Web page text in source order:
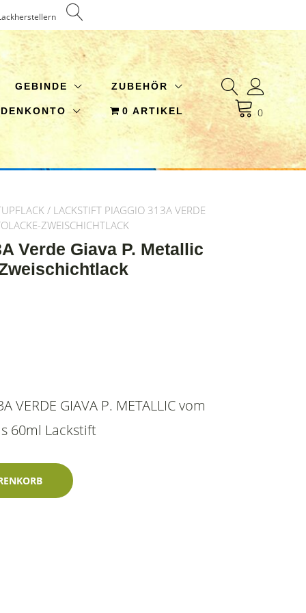
GEBINDE ZUBEHÖR
0 ARTIKEL 0
/ LACKSTIFT PIAGGIO 313A VERDE
ZWEISCHICHTLACK
Verde Giava P. Metallic
GIAVA P. METALLIC vom
60ml Lackstift
Metallic 60ml profiautolacke-Zweischichtlack Menge